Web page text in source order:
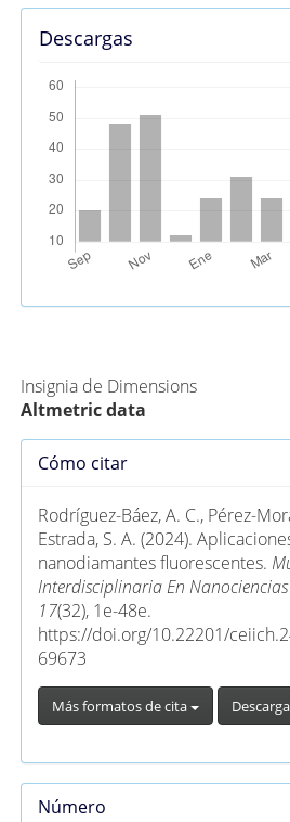
Descargas
Insignia de Dimensions
Altmetric data
Detalles
artículo
Cómo citar
Rodríguez-Báez, A. C., Pérez-
Estrada, S. A. (2024).
nanodiamantes fluorescentes.
Interdisciplinaria En
17(32), 1e-48e.
https://doi.org/10.22201/
69673
Más formatos de cita
Número